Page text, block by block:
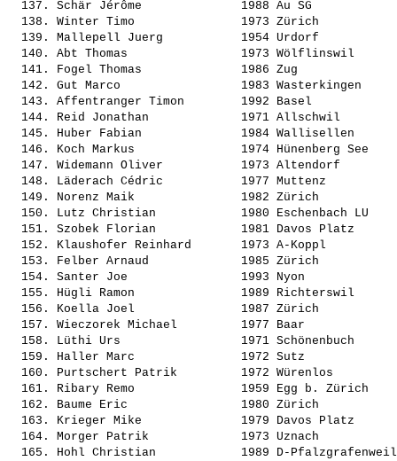
  137.
Schär Jérôme
1988 Au SG
  138.
Winter Timo
1973 Zürich
  139.
Mallepell Juerg
1954 Urdorf
  140.
Abt Thomas
1973 Wölflinswil
  141.
Fogel Thomas
1986 Zug
  142.
Gut Marco
1983 Wasterkingen
  143.
Affentranger Timon
1992 Basel
  144.
Reid Jonathan
1971 Allschwil
  145.
Huber Fabian
1984 Wallisellen
  146.
Koch Markus
1974 Hünenberg
  147.
Widemann Oliver
1973 Altendorf
  148.
Läderach Cédric
1977 Muttenz
  149.
Norenz Maik
1982 Zürich
  150.
Lutz Christian
1980
  151.
Szobek Florian
1981 Davos Platz
  152.
Klaushofer Reinhard
1973 A-Koppl
  153.
Felber Arnaud
1985 Zürich
  154.
Santer Joe
1993 Nyon
  155.
Hügli Ramon
1989 Richterswil
  156.
Koella Joel
1987 Zürich
  157.
Wieczorek Michael
1977 Baar
  158.
Lüthi Urs
1971
  159.
Haller Marc
1972 Sutz
  160.
Purtschert Patrik
1972 Würenlos
  161.
Ribary Remo
1959 Egg b.
  162.
Baume Eric
1980 Zürich
  163.
Krieger Mike
1979 Davos Platz
  164.
Morger Patrik
1973 Uznach
  165.
Hohl Christian
1989 D-